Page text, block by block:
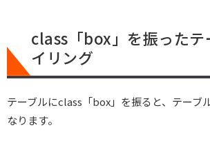
class「box」を振ったテ
イリング
テーブルにclass「box」を振ると、テーブ
なります。